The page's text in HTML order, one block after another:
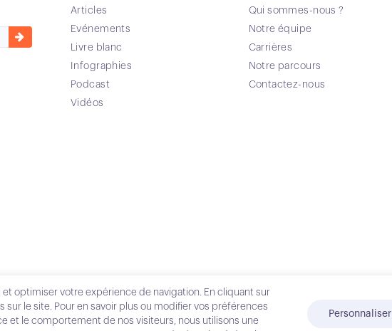
Articles
Evénements
Livre blanc
Infographies
Podcast
Vidéos
Qui sommes-nous ?
Notre équipe
Carrières
Notre parcours
Contactez-nous
optimiser votre expérience de navigation. En cliquant sur
le site. Pour en savoir plus ou modifier vos préférences
et le comportement de nos visiteurs, nous utilisons une
Personnaliser